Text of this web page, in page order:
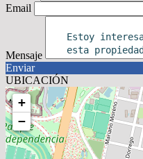
Email
Mensaje
Enviar
UBICACIÓN
+
−